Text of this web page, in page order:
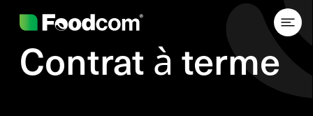
Contrat à terme